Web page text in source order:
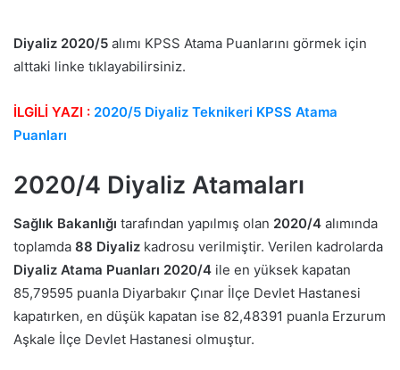
Diyaliz 2020/5 alımı KPSS Atama Puanlarını görmek için
alttaki linke tıklayabilirsiniz.
İLGİLİ YAZI : 2020/5 Diyaliz Teknikeri KPSS Atama
Puanları
2020/4 Diyaliz Atamaları
Sağlık Bakanlığı tarafından yapılmış olan 2020/4 alımında
toplamda 88 Diyaliz kadrosu verilmiştir. Verilen kadrolarda
Diyaliz Atama Puanları 2020/4 ile en yüksek kapatan
85,79595 puanla Diyarbakır Çınar İlçe Devlet Hastanesi
kapatırken, en düşük kapatan ise 82,48391 puanla Erzurum
Aşkale İlçe Devlet Hastanesi olmuştur.